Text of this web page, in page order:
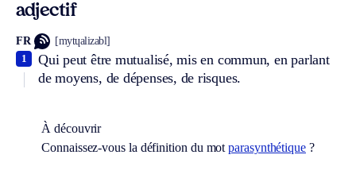
adjectif
FR [mytɥalizabl]
Qui peut être mutualisé, mis en commun, en parlant
de moyens, de dépenses, de risques.
1
À découvrir
Connaissez-vous la définition du motparasynthétique ?